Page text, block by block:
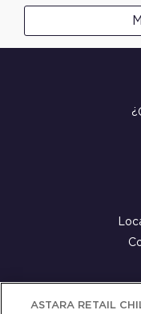
ASTARA RETAIL